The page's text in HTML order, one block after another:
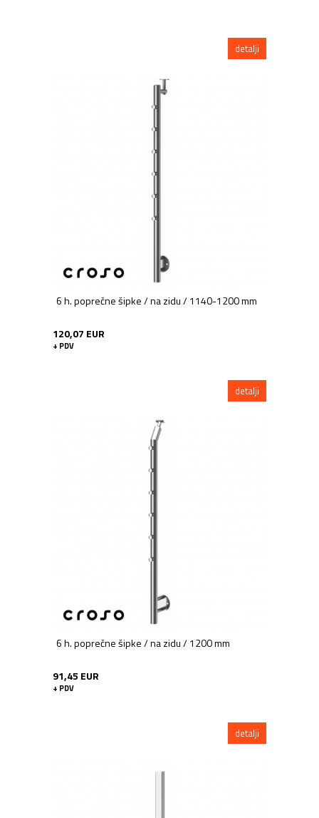
detalji
6 h. poprečne šipke / na zidu / 1140-1200 mm
120,07 EUR
+ PDV
detalji
6 h. poprečne šipke / na zidu / 1200 mm
91,45 EUR
+ PDV
detalji